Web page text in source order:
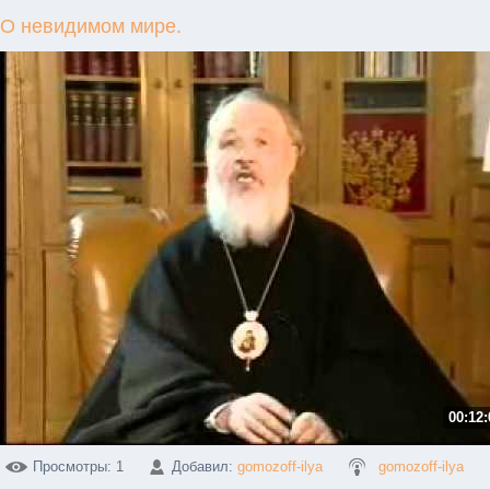
О невидимом мире.
Просмотры: 1 Добавил: gomozoff-ilya gomozoff-ilya